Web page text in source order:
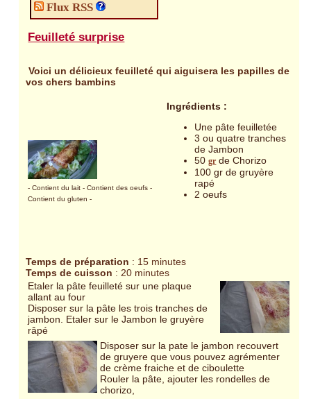
Flux RSS
Feuilleté surprise
Voici un délicieux feuilleté qui aiguisera les papilles de
vos chers bambins
- Contient du lait- Contient des oeufs-
Contient du gluten-
Ingrédients :
Une pâte feuilletée
3 ou quatre tranches
de Jambon
50gr de Chorizo
100 gr de gruyère
rapé
2 oeufs
Temps de préparation : 15 minutes
Temps de cuisson : 20 minutes
Etaler la pâte feuilleté sur une plaque
allant au four
Disposer sur la pâte les trois tranches de
jambon. Etaler sur le Jambon le gruyère
râpé
Disposer sur la pate le jambon recouvert
de gruyere que vous pouvez agrémenter
de crème fraiche et de ciboulette
Rouler la pâte, ajouter les rondelles de
chorizo,